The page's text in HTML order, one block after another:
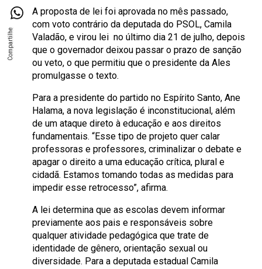
A proposta de lei foi aprovada no mês passado,
com voto contrário da deputada do PSOL, Camila
Valadão, e virou lei no último dia 21 de julho, depois
que o governador deixou passar o prazo de sanção
ou veto, o que permitiu que o presidente da Ales
promulgasse o texto.
Para a presidente do partido no Espírito Santo, Ane
Halama, a nova legislação é inconstitucional, além
de um ataque direto à educação e aos direitos
fundamentais. “Esse tipo de projeto quer calar
professoras e professores, criminalizar o debate e
apagar o direito a uma educação crítica, plural e
cidadã. Estamos tomando todas as medidas para
impedir esse retrocesso”, afirma.
A lei determina que as escolas devem informar
previamente aos pais e responsáveis sobre
qualquer atividade pedagógica que trate de
identidade de gênero, orientação sexual ou
diversidade. Para a deputada estadual Camila